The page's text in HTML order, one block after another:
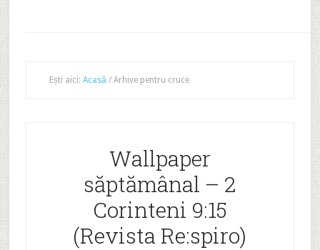
Ești aici: Acasă /Arhive pentru cruce
Wallpaper
săptămânal – 2
Corinteni 9:15
(Revista Re:spiro)